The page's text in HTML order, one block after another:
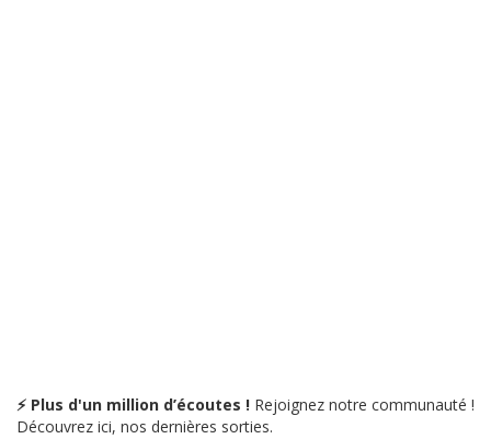
⚡ Plus d'un million d’écoutes ! Rejoignez notre communauté !
Découvrez ici, nos dernières sorties.